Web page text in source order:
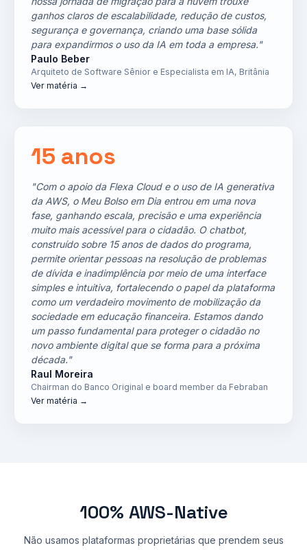
ganhos claros de escalabilidade, redução de custos,
segurança e governança, criando uma base sólida
para expandirmos o uso da IA em toda a empresa."
Paulo Beber
Arquiteto de Software Sênior e Especialista em IA, Britânia
Ver matéria →
15 anos
"Com o apoio da Flexa Cloud e o uso de IA generativa
da AWS, o Meu Bolso em Dia entrou em uma nova
fase, ganhando escala, precisão e uma experiência
muito mais acessível para o cidadão. O chatbot,
construído sobre 15 anos de dados do programa,
permite orientar pessoas na resolução de problemas
de dívida e inadimplência por meio de uma interface
simples e intuitiva, fortalecendo o papel da plataforma
como um verdadeiro movimento de mobilização da
sociedade em educação financeira. Estamos dando
um passo fundamental para proteger o cidadão no
novo ambiente digital que se forma para a próxima
década."
Raul Moreira
Chairman do Banco Original e board member da Febraban
Ver matéria →
100% AWS-Native
Não usamos plataformas proprietárias que prendem seus